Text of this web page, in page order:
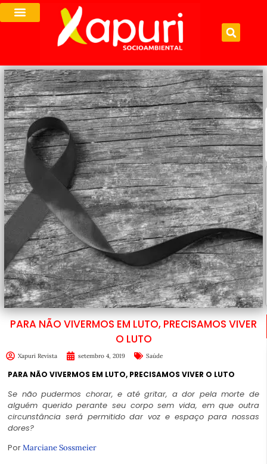
PARA NÃO VIVERMOS EM LUTO, PRECISAMOS VIVER
O LUTO
Xapuri Revista setembro 4, 2019 Saúde
PARA NÃO VIVERMOS EM LUTO, PRECISAMOS VIVER O LUTO
Se não pudermos chorar, e até gritar, a dor pela morte de
alguém querido perante seu corpo sem vida, em que outra
circunstância será permitido dar voz e espaço para nossas
dores?
PorMarciane Sossmeier